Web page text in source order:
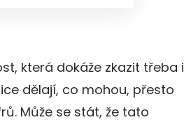
která dokáže zkazit třeba i
dělají, co mohou, přesto
Může se stát, že tato